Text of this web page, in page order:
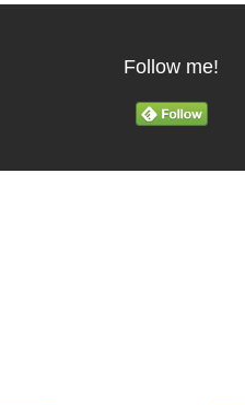
Follow me!